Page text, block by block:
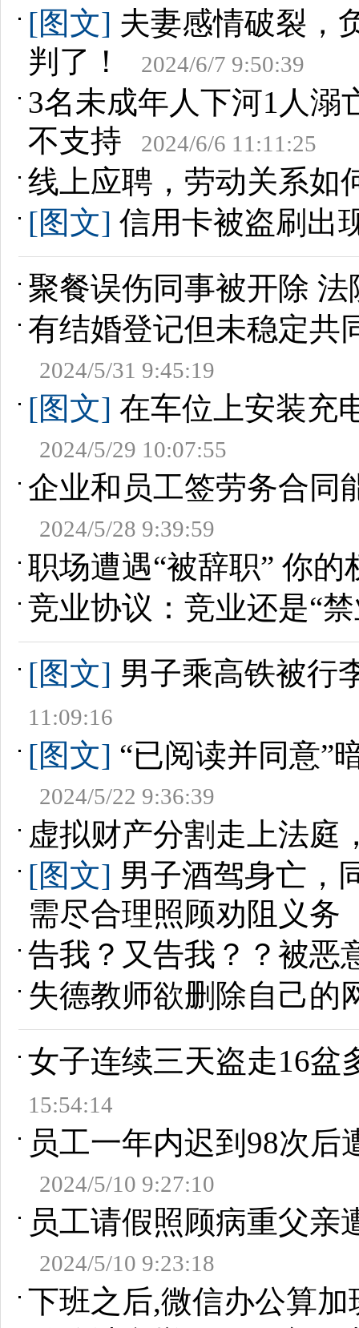
[图文] 夫妻感情破裂，
判了！
2024/6/7 9:50:39
3名未成年人下河1人溺
不支持
2024/6/6 11:11:25
线上应聘，劳动关系如
[图文] 信用卡被盗刷出
聚餐误伤同事被开除
有结婚登记但未稳定共
2024/5/31 9:45:19
[图文] 在车位上安装充
2024/5/29 10:07:55
企业和员工签劳务合
2024/5/28 9:39:59
职场遭遇“被辞职” 你的
竞业协议：竞业还是“
[图文] 男子乘高铁被行
11:09:16
[图文] “已阅读并同意”
2024/5/22 9:36:39
虚拟财产分割走上法庭
[图文] 男子酒驾身亡，
需尽合理照顾劝阻义务
告我？又告我？？被
失德教师欲删除自己的
女子连续三天盗走16盆
15:54:14
员工一年内迟到98次
2024/5/10 9:27:10
员工请假照顾病重父亲
2024/5/10 9:23:18
下班之后,微信办公算